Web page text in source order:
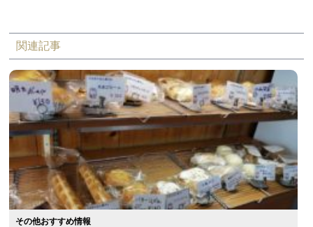
関連記事
その他おすすめ情報